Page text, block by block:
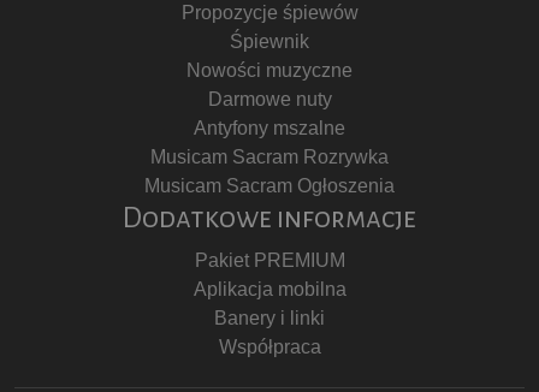
Propozycje śpiewów
Śpiewnik
Nowości muzyczne
Darmowe nuty
Antyfony mszalne
Musicam Sacram Rozrywka
Musicam Sacram Ogłoszenia
Dodatkowe informacje
Pakiet PREMIUM
Aplikacja mobilna
Banery i linki
Współpraca